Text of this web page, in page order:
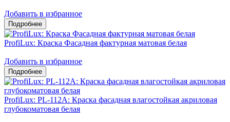
Добавить в избранное
ProfiLux: Краска Фасадная фактурная матовая белая
Добавить в избранное
ProfiLux: PL-112А: Краска фасадная влагостойкая акриловая
глубокоматовая белая